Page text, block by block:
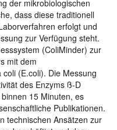
der mikrobiologischen
dass diese traditionell
erfolgt und
zur Verfügung steht.
(ColiMinder) zur
mit dem
(E.coli). Die Messung
des Enzyms ß-D
15 Minuten, es
Publikationen.
technischen Ansätzen zur